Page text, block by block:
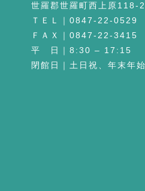
世羅郡世羅町西上原118-2
ＴＥＬ｜0847-22-0529
ＦＡＸ｜0847-22-3415
平 日｜8:30 – 17:15
閉館日｜土日祝、年末年始